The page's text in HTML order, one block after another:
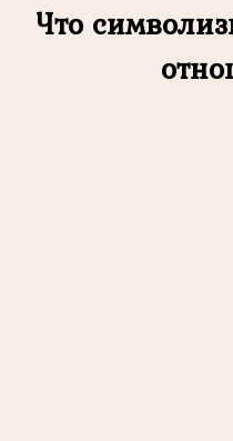
Что